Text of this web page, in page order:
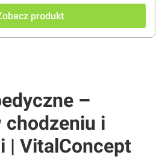
produkt
–
i
| VitalConcept